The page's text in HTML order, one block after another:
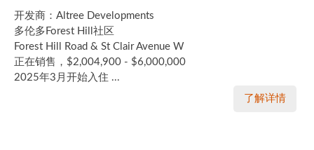
开发商：Altree Developments
多伦多Forest Hill社区
Forest Hill Road & St Clair Avenue W
正在销售，$2,004,900 - $6,000,000
2025年3月开始入住 ...
了解详情